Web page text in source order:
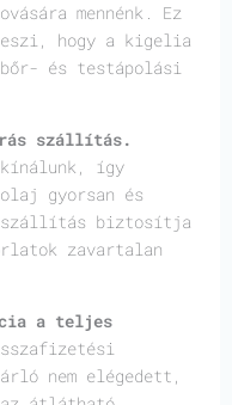
mennénk. Ez
hogy a kigelia
és testápolási
szállítás.
így
gyorsan és
szállítás biztosítja
zavartalan
a teljes
nem elégedett,